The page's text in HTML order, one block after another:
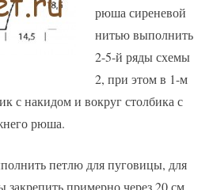
рюша сиреневой
нитью выполнить
2-5-й ряды схемы
2, при этом в 1-м
с накидом и вокруг столбика с
рюша.
петлю для пуговицы, для
закрепить примерно через 20 см